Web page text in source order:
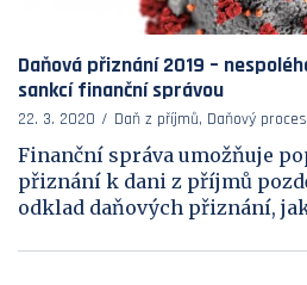
Daňová přiznání 2019 –
sankcí finanční správou
22. 3. 2020 Daň z příjmů, Daňový proces
Finanční správa umožňuje
přiznání k dani z příjmů
odklad daňových přiznání, jak